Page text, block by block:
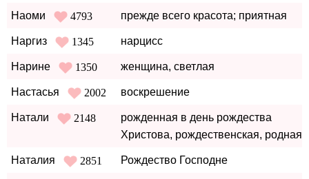
Наоми 4793 прежде всего красота; приятная
Наргиз 1345 нарцисс
Нарине 1350 женщина, светлая
Настасья 2002 воскрешение
Натали 2148
рожденная в день рождества
Христова, рождественская, родная
Наталия 2851 Рождество Господне